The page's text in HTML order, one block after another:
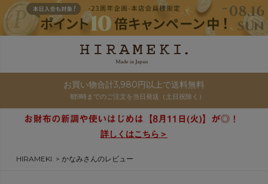
お買い物合計3,980円以上で送料無料
朝9時までのご注文を当日発送（土日祝除く）
詳しくはこちら＞
HIRAMEKI. かなみさんのレビュー